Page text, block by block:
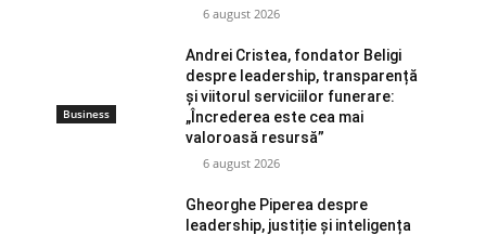
6 august 2026
Business
Andrei Cristea, fondator Beligi
despre leadership, transparență
și viitorul serviciilor funerare:
„Încrederea este cea mai
valoroasă resursă”
6 august 2026
Gheorghe Piperea despre
leadership, justiție și inteligența